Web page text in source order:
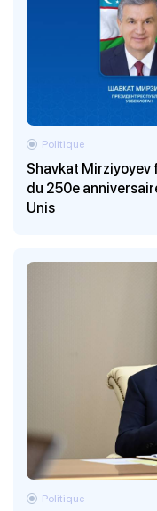
Shavkat Mirziyoyev
du 250e
Unis
Politique
Politique